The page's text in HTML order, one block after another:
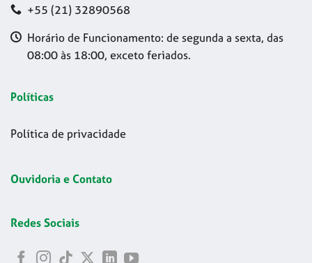
+55 (21) 32890568
Horário de Funcionamento: de segunda a sexta, das
08:00 às 18:00, exceto feriados.
Políticas
Política de privacidade
Ouvidoria e Contato
Redes Sociais